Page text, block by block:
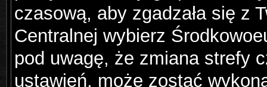
czasową, aby zgadzała się z
Centralnej wybierz
pod uwagę, że zmiana strefy
ustawień, może zostać